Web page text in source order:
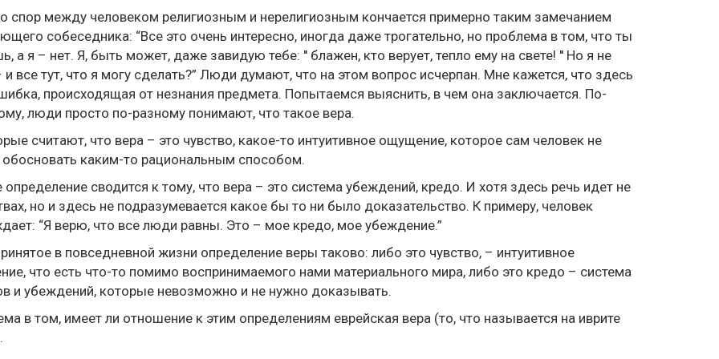
спор между человеком религиозным и нерелигиозным кончается примерно таким замечанием
собеседника: “Все это очень интересно, иногда даже трогательно, но проблема в том, что ты
a я – нет. Я, быть может, даже завидую тебе: '' блажен, кто верует, тепло ему на свете! '' Но я не
все тут, что я могу сделать?” Люди думают, что на этом вопрос исчерпан. Мне кажется, что здесь
происходящая от незнания предмета. Попытаемся выяснить, в чем она заключается. По-
люди просто по-разному понимают, что такое вера.
считают, что вера – это чувство, какое-то интуитивное ощущение, которое сам человек не
каким-то рациональным способом.
определение сводится к тому, что вера – это система убеждений, кредо. И хотя здесь речь идет не
но и здесь не подразумевается какое бы то ни было доказательство. К примеру, человек
“Я верю, что все люди равны. Это – мое кредо, мое убеждение.”
в повседневной жизни определение веры таково: либо это чувство, – интуитивное
что есть что-то помимо воспринимаемого нами материального мира, либо это кредо – система
и убеждений, которые невозможно и не нужно доказывать.
в том, имеет ли отношение к этим определениям еврейская вера (то, что называется на иврите